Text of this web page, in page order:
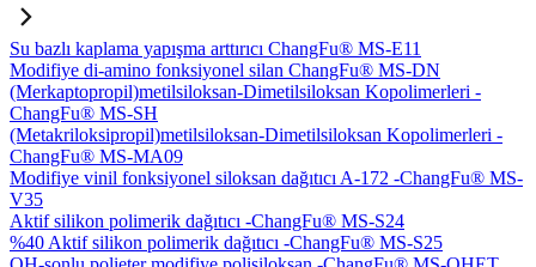
Su bazlı kaplama yapışma arttırıcı ChangFu® MS-E11
Modifiye di-amino fonksiyonel silan ChangFu® MS-DN
(Merkaptopropil)metilsiloksan-Dimetilsiloksan Kopolimerleri -
ChangFu® MS-SH
(Metakriloksipropil)metilsiloksan-Dimetilsiloksan Kopolimerleri -
ChangFu® MS-MA09
Modifiye vinil fonksiyonel siloksan dağıtıcı A-172 -ChangFu® MS-
V35
Aktif silikon polimerik dağıtıcı -ChangFu® MS-S24
%40 Aktif silikon polimerik dağıtıcı -ChangFu® MS-S25